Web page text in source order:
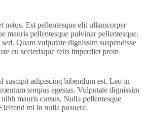
netus. Est pellentesque elit ullamcorper
mauris pellentesque pulvinar pellentesque.
Quam vulputate dignissim suspendisse
eu scelerisque felis imperdiet proin
suscipit adipiscing bibendum est. Leo in
tempus egestas. Vulputate dignissim
mauris cursus. Nulla pellentesque
mi in nulla posuere.